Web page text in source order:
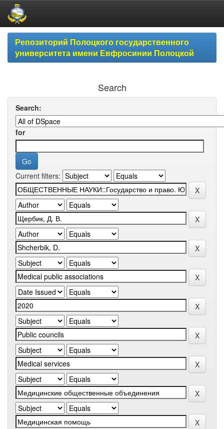
Skip
navigationРепозиторий Полоцкого государственного
университета имени Евфросинии Полоцкой
Search
Search:
for
Current filters: